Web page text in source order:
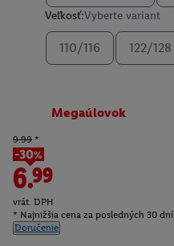
Veľkosť:Vyberte variant
110/116 122/128
Megaúlovok
9.99 *
-30%
6.99
vrát. DPH
* Najnižšia cena za posledných 30 dní
Doručenie